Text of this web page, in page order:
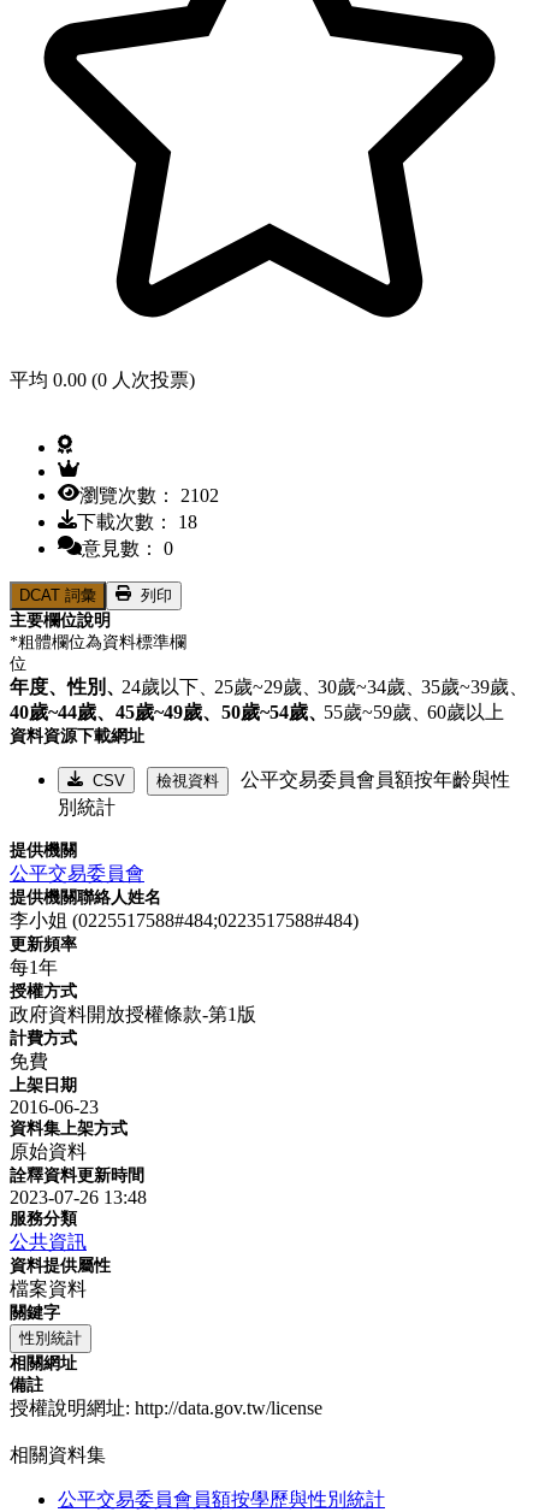
平均 0.00 (0 人次投票)
瀏覽次數： 2102
下載次數： 18
意見數： 0
DCAT 詞彙
列印
主要欄位說明
*粗體欄位為資料標準欄
位
年度、性別、24歲以下、25歲~29歲、30歲~34歲、35歲~39歲、
40歲~44歲、 45歲~49歲、 50歲~54歲、55歲~59歲、60歲以上
資料資源下載網址
CSV 檢視資料
公平交易委員會員額按年齡與性
別統計
提供機關
公平交易委員會
提供機關聯絡人姓名
李小姐 (0225517588#484;0223517588#484)
更新頻率
每1年
授權方式
政府資料開放授權條款-第1版
計費方式
免費
上架日期
2016-06-23
資料集上架方式
原始資料
詮釋資料更新時間
2023-07-26 13:48
服務分類
公共資訊
資料提供屬性
檔案資料
關鍵字
性別統計
相關網址
備註
授權說明網址: http://data.gov.tw/license
相關資料集
公平交易委員會員額按學歷與性別統計